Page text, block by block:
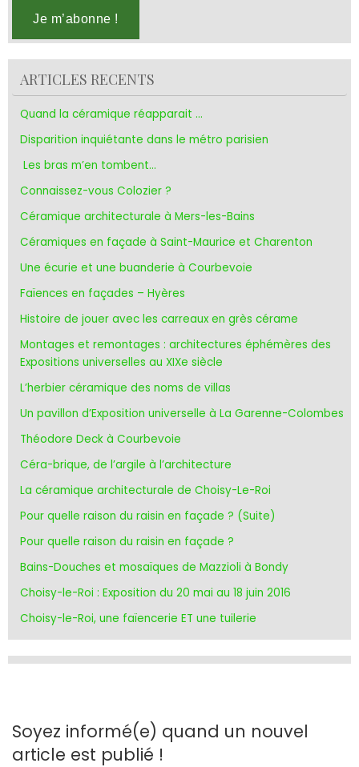
ARTICLES RECENTS
Quand la céramique réapparait …
Disparition inquiétante dans le métro parisien
Les bras m’en tombent…
Connaissez-vous Colozier ?
Céramique architecturale à Mers-les-Bains
Céramiques en façade à Saint-Maurice et Charenton
Une écurie et une buanderie à Courbevoie
Faïences en façades – Hyères
Histoire de jouer avec les carreaux en grès cérame
Montages et remontages : architectures éphémères des
Expositions universelles au XIXe siècle
L’herbier céramique des noms de villas
Un pavillon d’Exposition universelle à La Garenne-Colombes
Théodore Deck à Courbevoie
Céra-brique, de l’argile à l’architecture
La céramique architecturale de Choisy-Le-Roi
Pour quelle raison du raisin en façade ? (Suite)
Pour quelle raison du raisin en façade ?
Bains-Douches et mosaïques de Mazzioli à Bondy
Choisy-le-Roi : Exposition du 20 mai au 18 juin 2016
Choisy-le-Roi, une faïencerie ET une tuilerie
Soyez informé(e) quand un nouvel
article est publié !